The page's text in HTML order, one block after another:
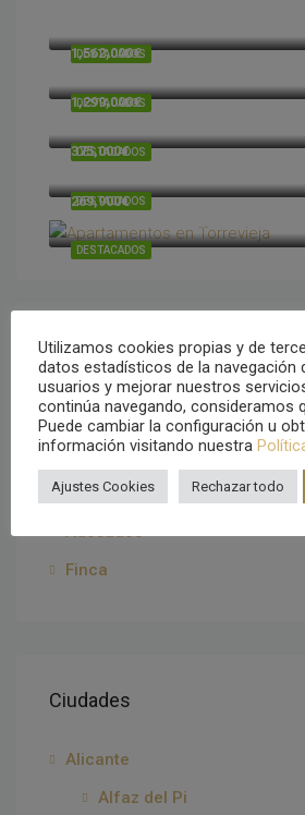
DESTACADOS
DESTACADOS
1,562,000€
DESTACADOS
1,299,000€
DESTACADOS
375,000€
DESTACADOS
269,900€
Tipo de propiedad
Villa
Apartamentos
Residencial
Adosados
Finca
Ciudades
Alicante
Alfaz del Pi
Utilizamos cookies propias y de
datos estadísticos de la navegación
usuarios y mejorar nuestros
continúa navegando, consideramos
Puede cambiar la configuración u
información visitando nuestra
Ajustes Cookies Rechazar todo